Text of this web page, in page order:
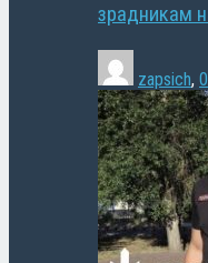
зрадникам
zapsich,